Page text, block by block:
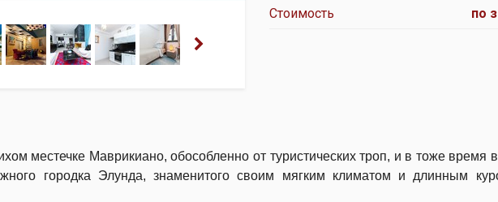
Стоимость по
местечке Маврикиано, обособленно от туристических троп, и в тоже время
городка Элунда, знаменитого своим мягким климатом и длинным